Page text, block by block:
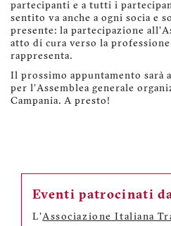
partecipanti e a tutti i
sentito va anche a ogni socia e
presente: la partecipazione
atto di cura verso la
rappresenta.
Il prossimo appuntamento sarà a
per l'Assemblea generale
Campania. A presto!
Eventi patrocinati
L'Associazione Italiana